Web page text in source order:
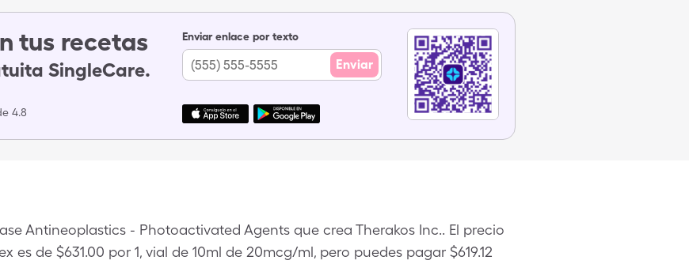
tus recetas
SingleCare.
4.8
Enviar enlace por texto
Enviar
Antineoplastics - Photoactivated Agents que crea Therakos Inc.. El precio
es de $631.00 por 1, vial de 10ml de 20mcg/ml, pero puedes pagar $619.12